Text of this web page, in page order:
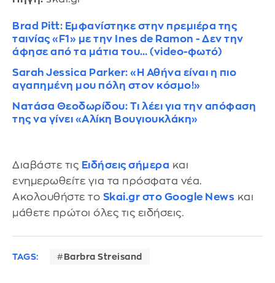
Brad Pitt: Εμφανίστηκε στην πρεμιέρα της
ταινίας «F1» με την Ines de Ramon - Δεν την
άφησε από τα μάτια του… (video-φωτό)
Sarah Jessica Parker: «Η Αθήνα είναι η πιο
αγαπημένη μου πόλη στον κόσμο!»
Νατάσα Θεοδωρίδου: Τι λέει για την απόφαση
της να γίνει «Αλίκη Βουγιουκλάκη»
Διαβάστε τις Ειδήσεις σήμερα και
ενημερωθείτε για τα πρόσφατα νέα.
Ακολουθήστε το Skai.gr στο Google News και
μάθετε πρώτοι όλες τις ειδήσεις.
TAGS: Barbra Streisand